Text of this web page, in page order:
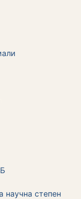
научна степен